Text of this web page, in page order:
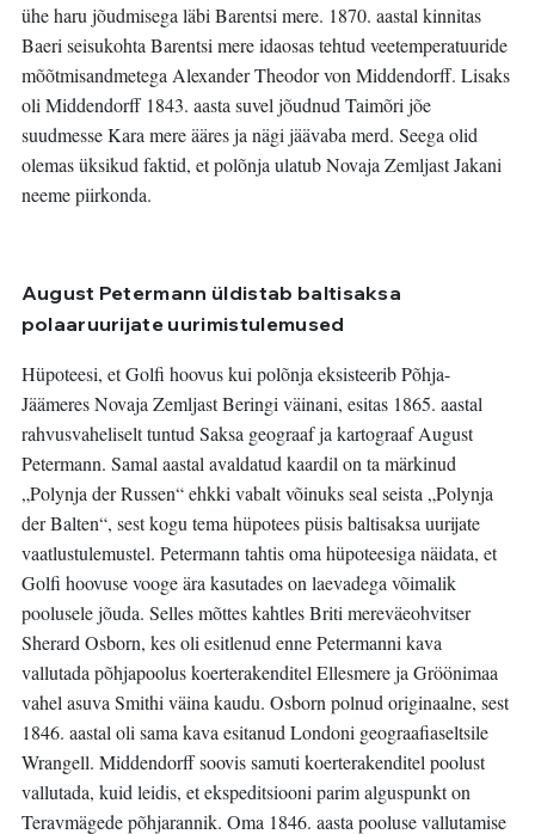
ühe haru jõudmisega läbi Barentsi mere. 1870. aastal kinnitas
Baeri seisukohta Barentsi mere idaosas tehtud veetemperatuuride
mõõtmisandmetega Alexander Theodor von Middendorff. Lisaks
oli Middendorff 1843. aasta suvel jõudnud Taimõri jõe
suudmesse Kara mere ääres ja nägi jäävaba merd. Seega olid
olemas üksikud faktid, et polõnja ulatub Novaja Zemljast Jakani
neeme piirkonda.
August Petermann üldistab baltisaksa
polaaruurijate uurimistulemused
Hüpoteesi, et Golfi hoovus kui polõnja eksisteerib Põhja-
Jäämeres Novaja Zemljast Beringi väinani, esitas 1865. aastal
rahvusvaheliselt tuntud Saksa geograaf ja kartograaf August
Petermann. Samal aastal avaldatud kaardil on ta märkinud
„Polynja der Russen“ ehkki vabalt võinuks seal seista „Polynja
der Balten“, sest kogu tema hüpotees püsis baltisaksa uurijate
vaatlustulemustel. Petermann tahtis oma hüpoteesiga näidata, et
Golfi hoovuse vooge ära kasutades on laevadega võimalik
poolusele jõuda. Selles mõttes kahtles Briti mereväeohvitser
Sherard Osborn, kes oli esitlenud enne Petermanni kava
vallutada põhjapoolus koerterakenditel Ellesmere ja Gröönimaa
vahel asuva Smithi väina kaudu. Osborn polnud originaalne, sest
1846. aastal oli sama kava esitanud Londoni geograafiaseltsile
Wrangell. Middendorff soovis samuti koerterakenditel poolust
vallutada, kuid leidis, et ekspeditsiooni parim alguspunkt on
Teravmägede põhjarannik. Oma 1846. aasta pooluse vallutamise